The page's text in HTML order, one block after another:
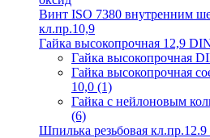
Винт ISO 7380 внутренним
кл.пр.10,9
Гайка высокопрочная 12,9
Гайка высокопрочная
Гайка высокопрочная
10,0 (1)
Гайка с нейлоновым
(6)
Шпилька резьбовая